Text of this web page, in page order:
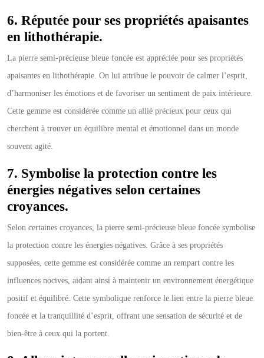
6. Réputée pour ses propriétés apaisantes
en lithothérapie.
La pierre semi-précieuse bleue foncée est appréciée pour ses propriétés
apaisantes en lithothérapie. On lui attribue le pouvoir de calmer l’esprit,
d’harmoniser les émotions et de favoriser un sentiment de paix intérieure.
Cette gemme est considérée comme un allié précieux pour ceux qui
cherchent à trouver un équilibre mental et émotionnel dans un monde
souvent agité.
7. Symbolise la protection contre les
énergies négatives selon certaines
croyances.
Selon certaines croyances, la pierre semi-précieuse bleue foncée symbolise
la protection contre les énergies négatives. Grâce à ses propriétés
supposées, cette gemme est considérée comme un rempart contre les
influences nocives, aidant ainsi à maintenir un environnement énergétique
positif et équilibré. Cette symbolique renforce le lien entre la pierre bleue
foncée et la tranquillité d’esprit, offrant une sensation de sécurité et de
bien-être à ceux qui la portent.